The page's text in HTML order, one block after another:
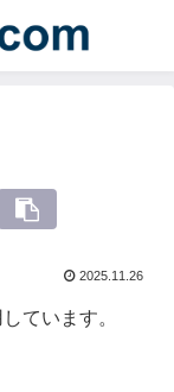
2025.11.26
ています。